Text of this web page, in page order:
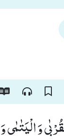
وَ الْیَتٰمٰى وَ